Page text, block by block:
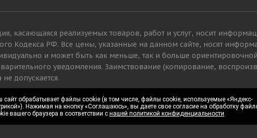
касающаяся реализуемых товаров, работ и услуг, носит
Кодекса РФ. Все цены, указанные на данном сайте, носят
и может быть как меньше, так и больше
уведомления. Заимствование (копирование,
допускается.
сайт обрабатывает файлы cookie (в том числе, файлы cookie, используемые «Яндекс-
Нажимая на кнопку «Соглашаюсь», вы даете свое согласие на обработку
вашего браузера в соответствии снашей политикой конфиденциальности
сайт обрабатывает файлы cookie (в том числе, файлы cookie, используемые «Яндекс-
Нажимая на кнопку «Соглашаюсь», вы даете свое согласие на обработку
вашего браузера в соответствии снашей политикой конфиденциальности